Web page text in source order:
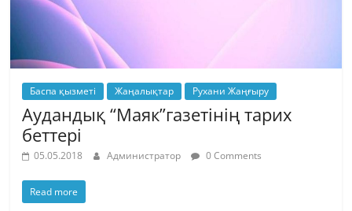
Баспа қызметі Жаңалықтар Рухани Жаңғыру
Аудандық “Маяк”газетінің тарих
беттері
05.05.2018 Администратор 0 Comments
Read more